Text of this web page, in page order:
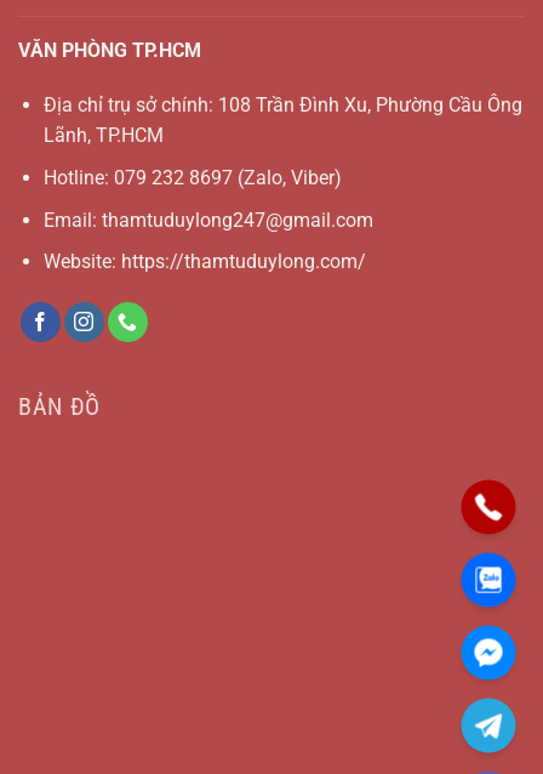
VĂN PHÒNG TP.HCM
Địa chỉ trụ sở chính: 108 Trần Đình Xu, Phường Cầu Ông
Lãnh, TP.HCM
Hotline: 079 232 8697(Zalo, Viber)
Email: thamtuduylong247@gmail.com
Website: https://thamtuduylong.com/
BẢN ĐỒ